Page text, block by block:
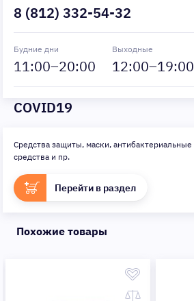
8 (812) 332-54-32
Будние дни
11:00–20:00
Выходные
12:00–19:00
COVID19
Средства защиты, маски, антибактериальные
средства и пр.
Перейти в раздел
Похожие товары